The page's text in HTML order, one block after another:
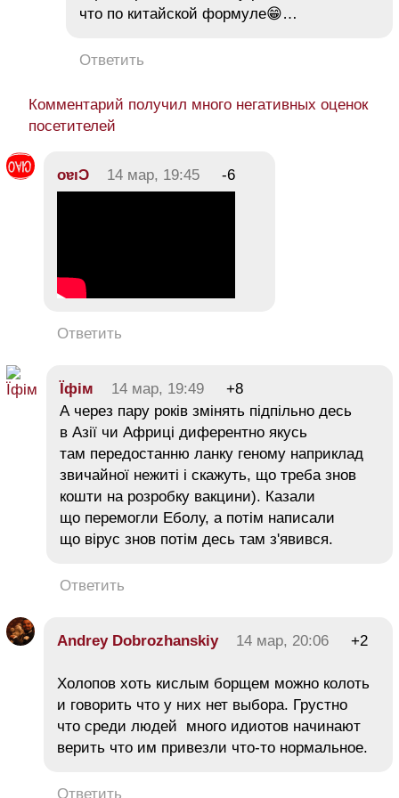
что по китайской формуле😁…
Ответить
Комментарий получил много негативных оценок
посетителей
oɐıƆ 14 мар, 19:45 -6
Ответить
Їфім 14 мар, 19:49
+8
А через пару років змінять підпільно десь
в Азії чи Африці диферентно якусь
там передостанню ланку геному наприклад
звичайної нежиті і скажуть, що треба знов
кошти на розробку вакцини). Казали
що перемогли Еболу, а потім написали
що вірус знов потім десь там з'явився.
Ответить
Andrey Dobrozhanskiy 14 мар, 20:06 +2
Холопов хоть кислым борщем можно колоть
и говорить что у них нет выбора. Грустно
что среди людей много идиотов начинают
верить что им привезли что-то нормальное.
Ответить